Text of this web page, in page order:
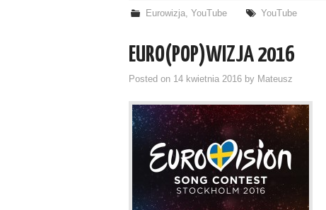
Eurowizja, YouTube YouTube
EURO(POP)WIZJA 2016
Posted on 14 kwietnia 2016 by Mateusz